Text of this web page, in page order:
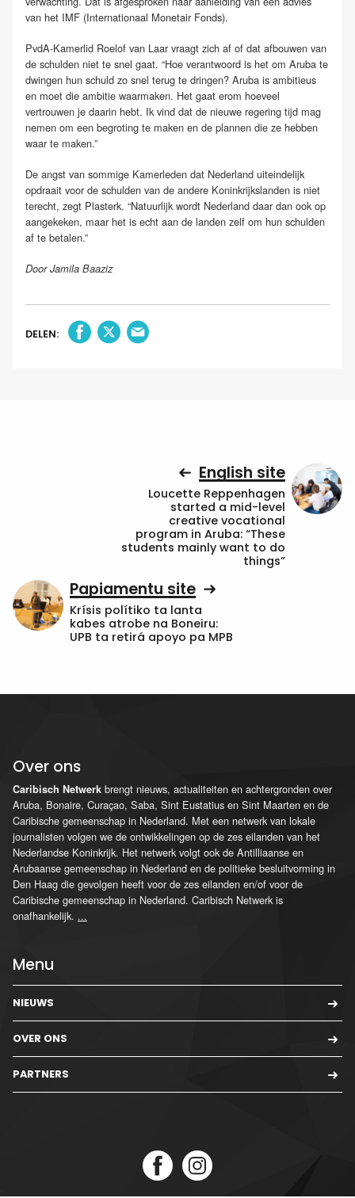
van het IMF (Internationaal Monetair Fonds).
PvdA-Kamerlid Roelof van Laar vraagt zich af of dat afbouwen van
de schulden niet te snel gaat. “Hoe verantwoord is het om Aruba te
dwingen hun schuld zo snel terug te dringen? Aruba is ambitieus
en moet die ambitie waarmaken. Het gaat erom hoeveel
vertrouwen je daarin hebt. Ik vind dat de nieuwe regering tijd mag
nemen om een begroting te maken en de plannen die ze hebben
waar te maken.”
De angst van sommige Kamerleden dat Nederland uiteindelijk
opdraait voor de schulden van de andere Koninkrijkslanden is niet
terecht, zegt Plasterk. “Natuurlijk wordt Nederland daar dan ook op
aangekeken, maar het is echt aan de landen zelf om hun schulden
af te betalen.”
Door Jamila Baaziz
DELEN:
English site
Loucette Reppenhagen
started a mid-level
creative vocational
program in Aruba: “These
students mainly want to do
things”
Papiamentu site
Krísis polítiko ta lanta
kabes atrobe na Boneiru:
UPB ta retirá apoyo pa MPB
Over ons
Caribisch Netwerk brengt nieuws, actualiteiten en achtergronden over
Aruba, Bonaire, Curaçao, Saba, Sint Eustatius en Sint Maarten en de
Caribische gemeenschap in Nederland. Met een netwerk van lokale
journalisten volgen we de ontwikkelingen op de zes eilanden van het
Nederlandse Koninkrijk. Het netwerk volgt ook de Antilliaanse en
Arubaanse gemeenschap in Nederland en de politieke besluitvorming in
Den Haag die gevolgen heeft voor de zes eilanden en/of voor de
Caribische gemeenschap in Nederland. Caribisch Netwerk is
onafhankelijk. ...
Menu
NIEUWS
OVER ONS
PARTNERS